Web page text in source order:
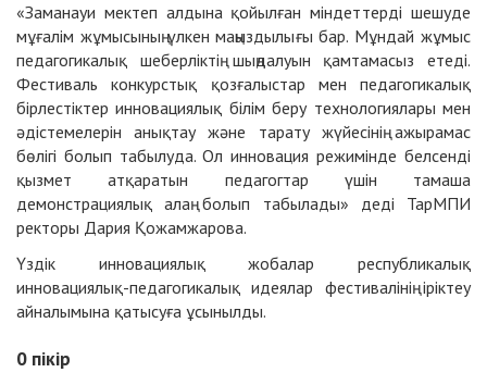
«Заманауи мектеп алдына қойылған міндеттерді шешуде
мұғалім жұмысының үлкен маңыздылығы бар. Мұндай жұмыс
педагогикалық шеберліктің шыңдалуын қамтамасыз етеді.
Фестиваль конкурстық қозғалыстар мен педагогикалық
бірлестіктер инновациялық білім беру технологиялары мен
әдістемелерін анықтау және тарату жүйесінің ажырамас
бөлігі болып табылуда. Ол инновация режимінде белсенді
қызмет атқаратын педагогтар үшін тамаша
демонстрациялық алаң болып табылады» деді ТарМПИ
ректоры Дария Қожамжарова.
Үздік инновациялық жобалар республикалық
инновациялық-педагогикалық идеялар фестивалінің іріктеу
айналымына қатысуға ұсынылды.
0 пікір